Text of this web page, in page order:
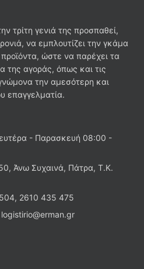
τρίτη γενιά της προσπαθεί,
να εμπλουτίζει την γκάμα
ώστε να παρέχει τα
της αγοράς, όπως και τις
την αμεσότερη και
επαγγελματία.
- Παρασκευή 08:00 -
Άνω Συχαινά, Πάτρα, Τ.Κ.
2610 435 475